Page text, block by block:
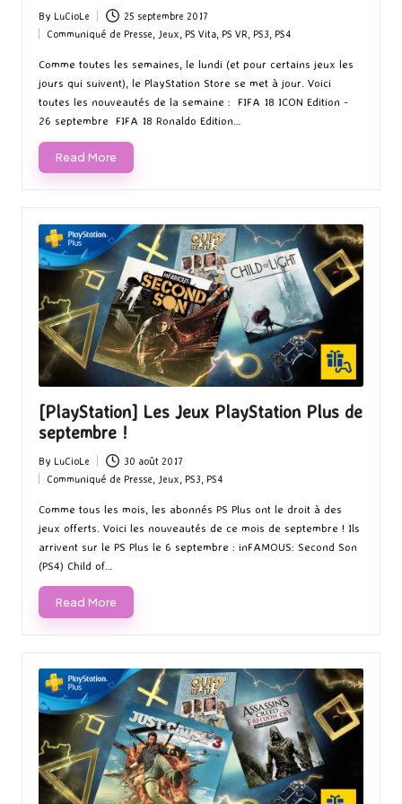
Posted
by
By LuCioLe 25 septembre 2017
Posted
Communiqué de Presse, Jeux,PS Vita,PS VR,PS3,PS4
Comme toutes les semaines, le lundi (et pour certains jeux les
jours qui suivent), le PlayStation Store se met à jour. Voici
toutes les nouveautés de la semaine : FIFA 18 ICON Edition -
26 septembre FIFA 18 Ronaldo Edition…
Read More
[PlayStation] Les Jeux PlayStation Plus de
septembre !
Posted
by
By LuCioLe 30 août 2017
Posted
Communiqué de Presse Jeux PS3 PS4
Comme tous les mois, les abonnés PS Plus ont le droit à des
jeux offerts. Voici les nouveautés de ce mois de septembre ! Ils
arrivent sur le PS Plus le 6 septembre : inFAMOUS: Second Son
(PS4) Child of…
Read More